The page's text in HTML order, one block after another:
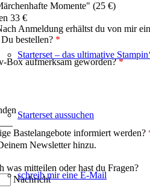
Starterset – das ultimative
Starterset aussuchen
schreib mir eine E-Mail
Momente" (25 €)
33 €
Anmeldung erhältst du von mir
bestellen? *
Box aufmerksam geworden?*
Bastelangebote informiert werden?
Newsletter hinzu.
was mitteilen oder hast du Fragen?
Nachricht